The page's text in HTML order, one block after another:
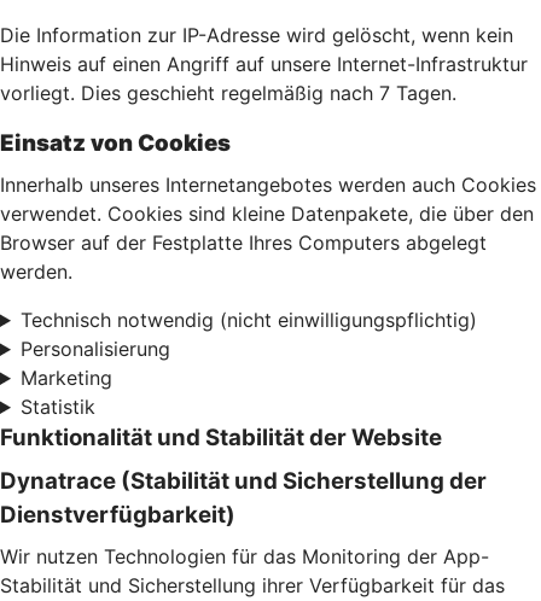
Die Information zur IP-Adresse wird gelöscht, wenn kein
Hinweis auf einen Angriff auf unsere Internet-Infrastruktur
vorliegt. Dies geschieht regelmäßig nach 7 Tagen.
Einsatz von Cookies
Innerhalb unseres Internetangebotes werden auch Cookies
verwendet. Cookies sind kleine Datenpakete, die über den
Browser auf der Festplatte Ihres Computers abgelegt
werden.
Technisch notwendig (nicht einwilligungspflichtig)
Personalisierung
Marketing
Statistik
Funktionalität und Stabilität der Website
Dynatrace (Stabilität und Sicherstellung der
Dienstverfügbarkeit)
Wir nutzen Technologien für das Monitoring der App-
Stabilität und Sicherstellung ihrer Verfügbarkeit für das